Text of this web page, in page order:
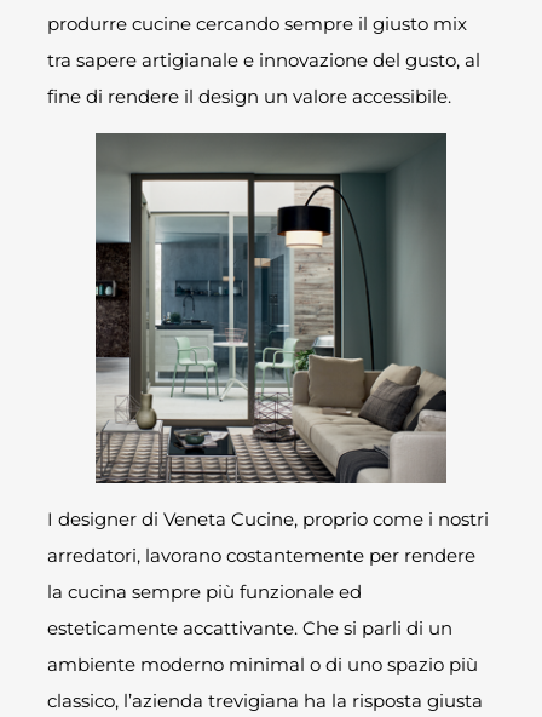
produrre cucine cercando sempre il giusto mix
tra sapere artigianale e innovazione del gusto, al
fine di rendere il design un valore accessibile.
I designer di Veneta Cucine, proprio come i nostri
arredatori, lavorano costantemente per rendere
la cucina sempre più funzionale ed
esteticamente accattivante. Che si parli di un
ambiente moderno minimal o di uno spazio più
classico, l’azienda trevigiana ha la risposta giusta